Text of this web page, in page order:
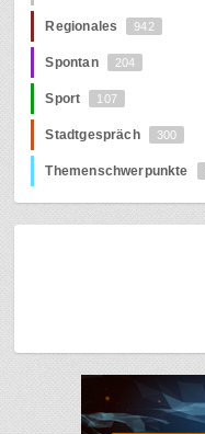
Regionales 942
Spontan 204
Sport 107
Stadtgespräch 300
Themenschwerpunkte